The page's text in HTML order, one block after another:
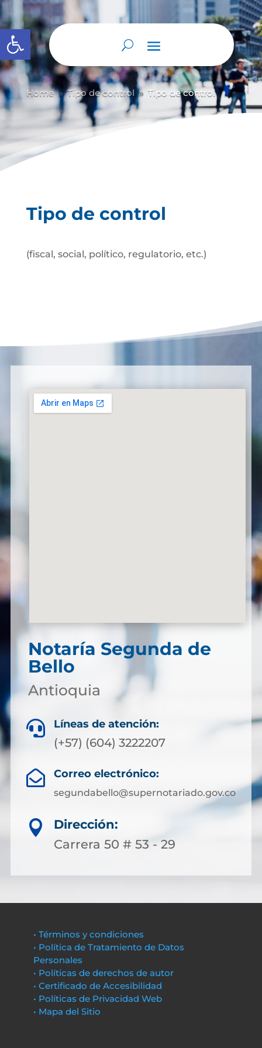
Abrir barra de herramientas
Home 9 Tipo de control 9 Tipo de control
Tipo de control
(fiscal, social, político, regulatorio, etc.)
Notaría Segunda de
Bello
Antioquia
 Líneas de atención:
(+57) (604) 3222207
 Correo electrónico:
segundabello@supernotariado.gov.co

Dirección:
Carrera 50 # 53 - 29
• Términos y condiciones
• Política de Tratamiento de Datos
Personales
• Políticas de derechos de autor
• Certificado de Accesibilidad
• Políticas de Privacidad Web
• Mapa del Sitio